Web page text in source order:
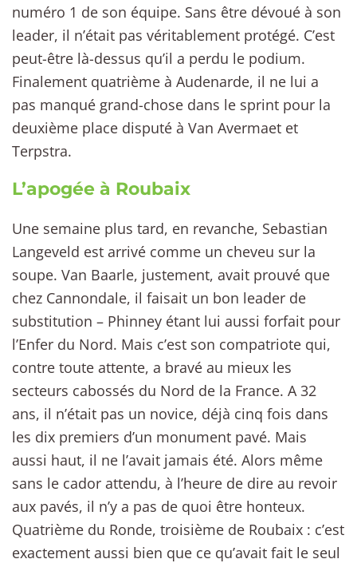
numéro 1 de son équipe. Sans être dévoué à son
leader, il n’était pas véritablement protégé. C’est
peut-être là-dessus qu’il a perdu le podium.
Finalement quatrième à Audenarde, il ne lui a
pas manqué grand-chose dans le sprint pour la
deuxième place disputé à Van Avermaet et
Terpstra.
L’apogée à Roubaix
Une semaine plus tard, en revanche, Sebastian
Langeveld est arrivé comme un cheveu sur la
soupe. Van Baarle, justement, avait prouvé que
chez Cannondale, il faisait un bon leader de
substitution – Phinney étant lui aussi forfait pour
l’Enfer du Nord. Mais c’est son compatriote qui,
contre toute attente, a bravé au mieux les
secteurs cabossés du Nord de la France. A 32
ans, il n’était pas un novice, déjà cinq fois dans
les dix premiers d’un monument pavé. Mais
aussi haut, il ne l’avait jamais été. Alors même
sans le cador attendu, à l’heure de dire au revoir
aux pavés, il n’y a pas de quoi être honteux.
Quatrième du Ronde, troisième de Roubaix : c’est
exactement aussi bien que ce qu’avait fait le seul